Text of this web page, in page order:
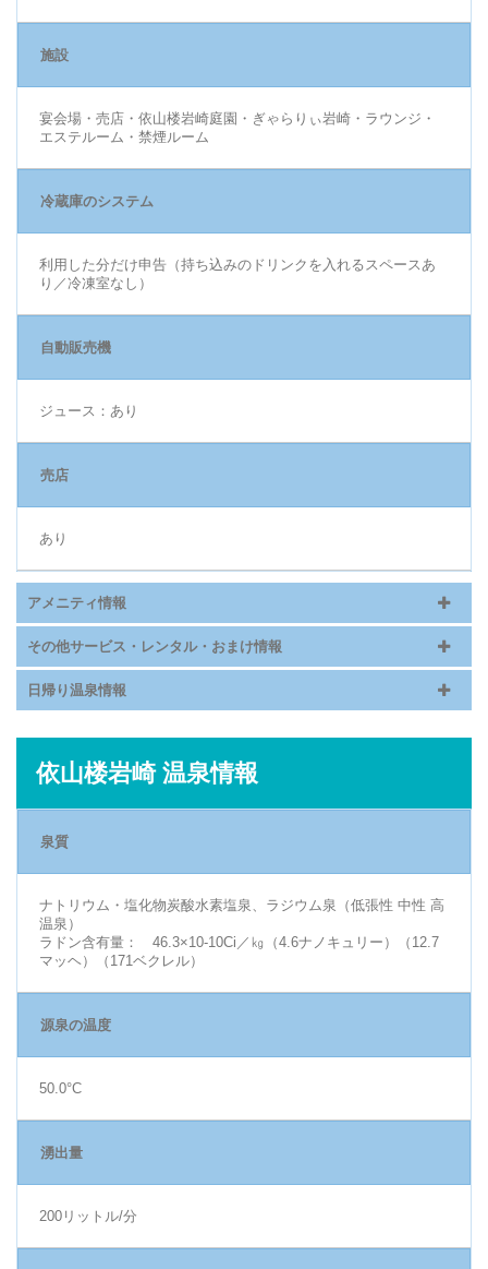
施設
宴会場・売店・依山楼岩崎庭園・ぎゃらりぃ岩崎・ラウンジ・
エステルーム・禁煙ルーム
冷蔵庫のシステム
利用した分だけ申告（持ち込みのドリンクを入れるスペースあ
り／冷凍室なし）
自動販売機
ジュース：あり
売店
あり
アメニティ情報
その他サービス・レンタル・おまけ情報
日帰り温泉情報
依山楼岩崎 温泉情報
泉質
ナトリウム・塩化物炭酸水素塩泉、ラジウム泉（低張性 中性 高
温泉）
ラドン含有量： 46.3×10-10Ci／㎏（4.6ナノキュリー）（12.7
マッヘ）（171ベクレル）
源泉の温度
50.0°C
湧出量
200リットル/分